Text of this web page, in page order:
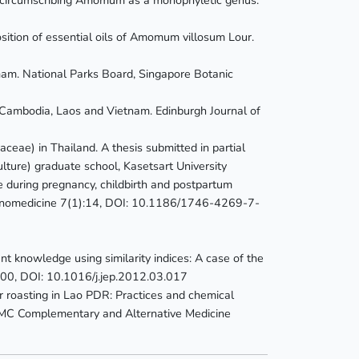
of essential oils of Amomum villosum Lour.
National Parks Board, Singapore Botanic
Laos and Vietnam. Edinburgh Journal of
in Thailand. A thesis submitted in partial
graduate school, Kasetsart University
pregnancy, childbirth and postpartum
7(1):14, DOI: 10.1186/1746-4269-7-
knowledge using similarity indices: A case of the
DOI: 10.1016/j.jep.2012.03.017
in Lao PDR: Practices and chemical
Complementary and Alternative Medicine